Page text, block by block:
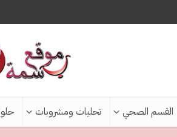
القسم الصحي تحليات ومشروبات